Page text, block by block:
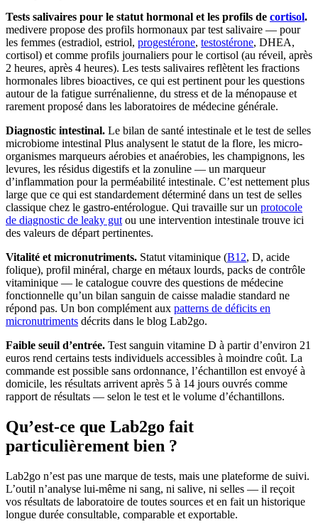
Tests salivaires pour le statut hormonal et les profils de cortisol.
medivere propose des profils hormonaux par test salivaire — pour
les femmes (estradiol, estriol, progestérone, testostérone, DHEA,
cortisol) et comme profils journaliers pour le cortisol (au réveil, après
2 heures, après 4 heures). Les tests salivaires reflètent les fractions
hormonales libres bioactives, ce qui est pertinent pour les questions
autour de la fatigue surrénalienne, du stress et de la ménopause et
rarement proposé dans les laboratoires de médecine générale.
Diagnostic intestinal. Le bilan de santé intestinale et le test de selles
microbiome intestinal Plus analysent le statut de la flore, les micro-
organismes marqueurs aérobies et anaérobies, les champignons, les
levures, les résidus digestifs et la zonuline — un marqueur
d’inflammation pour la perméabilité intestinale. C’est nettement plus
large que ce qui est standardement déterminé dans un test de selles
classique chez le gastro-entérologue. Qui travaille sur un protocole
de diagnostic de leaky gutou une intervention intestinale trouve ici
des valeurs de départ pertinentes.
Vitalité et micronutriments. Statut vitaminique (B12, D, acide
folique), profil minéral, charge en métaux lourds, packs de contrôle
vitaminique — le catalogue couvre des questions de médecine
fonctionnelle qu’un bilan sanguin de caisse maladie standard ne
répond pas. Un bon complément aux patterns de déficits en
micronutriments décrits dans le blog Lab2go.
Faible seuil d’entrée. Test sanguin vitamine D à partir d’environ 21
euros rend certains tests individuels accessibles à moindre coût. La
commande est possible sans ordonnance, l’échantillon est envoyé à
domicile, les résultats arrivent après 5 à 14 jours ouvrés comme
rapport de résultats — selon le test et le volume d’échantillons.
Qu’est-ce que Lab2go fait
particulièrement bien ?
Lab2go n’est pas une marque de tests, mais une plateforme de suivi.
L’outil n’analyse lui-même ni sang, ni salive, ni selles — il reçoit
vos résultats de laboratoire de toutes sources et en fait un historique
longue durée consultable, comparable et exportable.